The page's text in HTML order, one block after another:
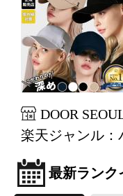
DOOR
楽天ジャンル：
最新ランク